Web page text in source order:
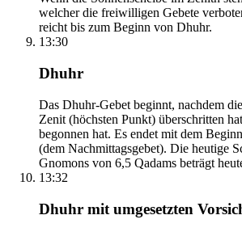
welcher die freiwilligen Gebete
reicht bis zum Beginn von Dhuhr.
13:30
Dhuhr
Das Dhuhr-Gebet beginnt, nachdem
Zenit (höchsten Punkt) überschritten
begonnen hat. Es endet mit dem
(dem Nachmittagsgebet). Die heutige
Gnomons von 6,5 Qadams beträgt
13:32
Dhuhr mit umgesetzten